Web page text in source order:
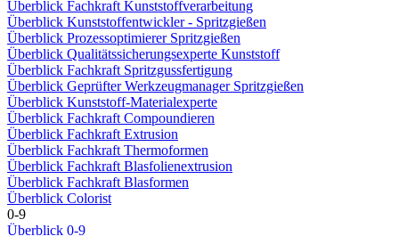
Überblick Fachkraft Kunststoffverarbeitung
Überblick Kunststoffentwickler - Spritzgießen
Überblick Prozessoptimierer Spritzgießen
Überblick Qualitätssicherungsexperte Kunststoff
Überblick Fachkraft Spritzgussfertigung
Überblick Geprüfter Werkzeugmanager Spritzgießen
Überblick Kunststoff-Materialexperte
Überblick Fachkraft Compoundieren
Überblick Fachkraft Extrusion
Überblick Fachkraft Thermoformen
Überblick Fachkraft Blasfolienextrusion
Überblick Fachkraft Blasformen
Überblick Colorist
0-9
Überblick 0-9